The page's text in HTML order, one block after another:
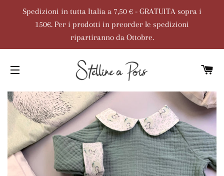
Spedizioni in tutta Italia a 7,50 € - GRATUITA sopra i
150€. Per i prodotti in preorder le spedizioni
ripartiranno da Ottobre.
NAVIGAZIONE DEL SITO